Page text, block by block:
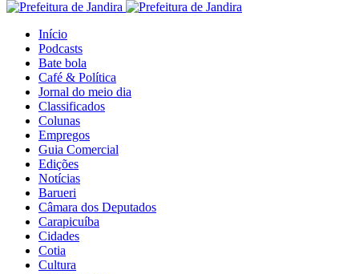
Início
Podcasts
Bate bola
Café & Política
Jornal do meio dia
Classificados
Colunas
Empregos
Guia Comercial
Edições
Notícias
Barueri
Câmara dos Deputados
Carapicuíba
Cidades
Cotia
Cultura